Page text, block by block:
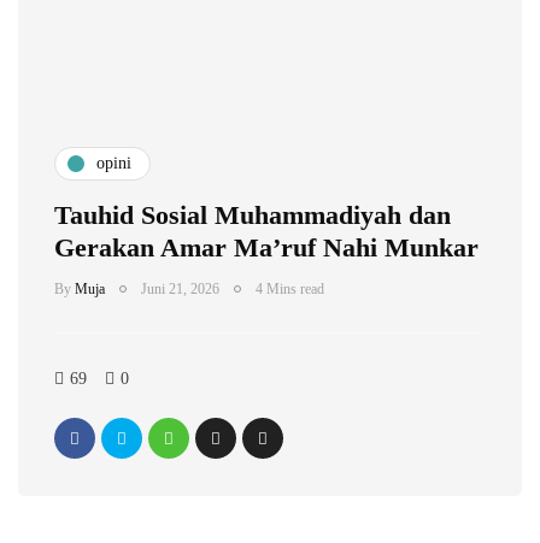
opini
Tauhid Sosial Muhammadiyah dan
Gerakan Amar Ma’ruf Nahi Munkar
By Muja Juni 21, 2026 4 Mins read
69 0